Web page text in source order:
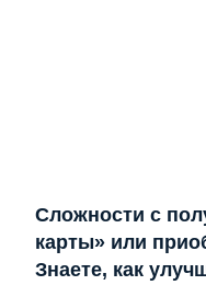
Сложности с
карты» или
Знаете, как